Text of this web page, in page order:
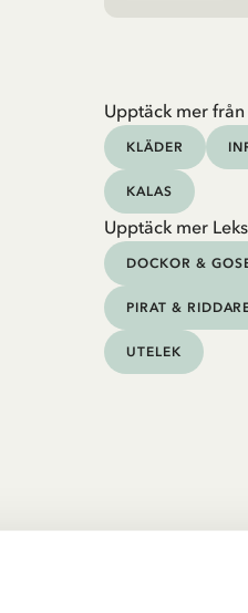
Upptäck mer
KLÄDER
KALAS
Upptäck mer
DOCKOR &
PIRAT &
UTELEK